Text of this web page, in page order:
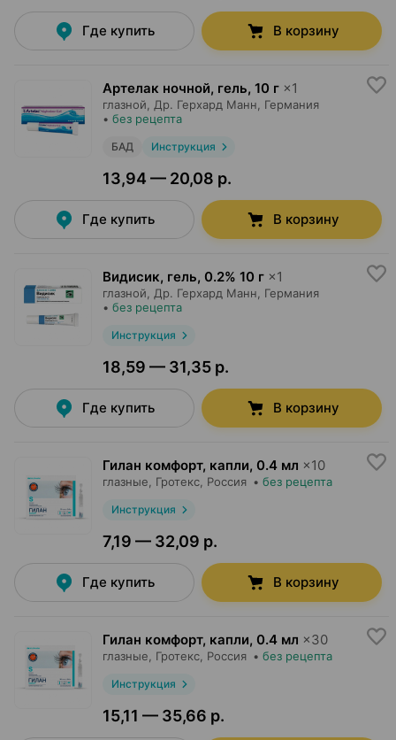
Где купить В корзину
Артелак ночной, гель, 10 г ×1
глазной, Др. Герхард Манн , Германия
• без рецепта
БАД Инструкция
13,94 — 20,08 р.
Где купить В корзину
Видисик, гель, 0.2% 10 г ×1
глазной, Др. Герхард Манн , Германия
• без рецепта
Инструкция
18,59 — 31,35 р.
Где купить В корзину
Гилан комфорт, капли, 0.4 мл ×10
глазные, Гротекс , Россия • без рецепта
Инструкция
7,19 — 32,09 р.
Где купить В корзину
Гилан комфорт, капли, 0.4 мл ×30
глазные, Гротекс , Россия • без рецепта
Инструкция
15,11 — 35,66 р.